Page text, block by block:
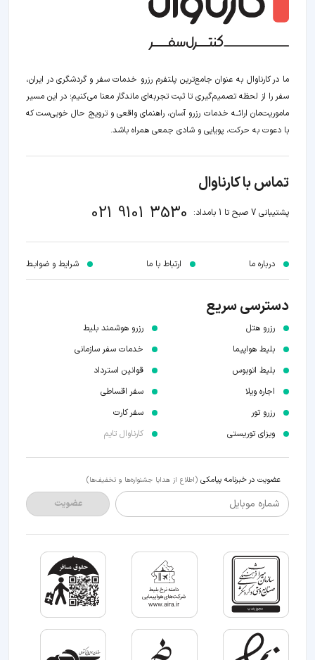
ما در کارناوال به عنوان جامع‌ترین پلتفرم رزرو خدمات سفر و گردشگری در ایران،
سفر را از لحظه‌ تصمیم‌گیری تا ثبت تجربه‌ای ماندگار معنا می‌کنیم؛ در این مسیر‍
ماموریت‌مان اراﺋــﻪ خدمات رزرو آسان، راهنمای واقعی و ترویج حال خوبی‌ست که
با دعوت به حرکت، پویایی و شادی جمعی همراه باشد.
تماس با کارناوال
پشتیبانی 7 صبح تا 1 بامداد: 021 9101 3530
درباره ما ارتباط با ما شرایط و ضوابـط
دسترسی سریع
رزرو هتل
بلیط هواپیما
بلیط اتوبوس
اجاره ویلا
رزرو تور
ویزای توریستی
رزرو هوشمند بلیط
خدمات سفر سازمانی
قوانین استرداد
سفر اقساطی
سفر کارت
کارناوال تایم
عضویت در خبرنامه پیامکی (اطلاع از هدایا جشنواره‌ها و تخفیف‌ها)
شماره موبایل عضویت